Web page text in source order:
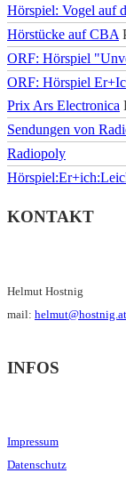
Hörspiel: Vogel auf
Hörstücke auf CBA
ORF: Hörspiel
ORF: Hörspiel
Prix Ars Electronica
Sendungen von
Radiopoly
KONTAKT
Helmut Hostnig
mail: helmut@hostnig.at
INFOS
Impressum
Datenschutz